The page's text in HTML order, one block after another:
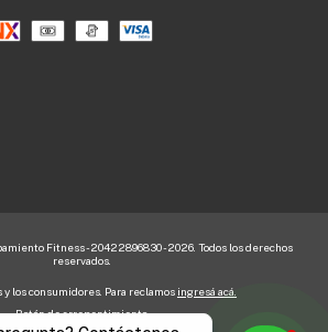
Fitness - 20422896830 - 2026. Todos los derechos
reservados.
y los consumidores. Para reclamos ingresá acá.
Botón de arrepentimiento